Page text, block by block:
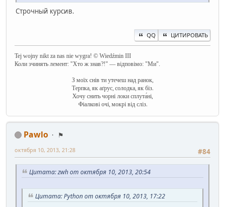
Строчный курсив.
QQ ЦИТИРОВАТЬ
Tej wojny nikt za nas nie wygra! © Wiedźmin III
Коли зчинять лемент: "Хто ж знав?!" — відповімо: "Ми".
З моїх снів ти утечеш над ранок,
Терпка, як аґрус, солодка, як біз.
Хочу снить чорні локи сплута́ні,
Фіалкові очі, мокрі від сліз.
Pawlo
⚑
#84
октября 10, 2013, 21:28
Цитата: zwh от октября 10, 2013, 20:54
Цитата: Python от октября 10, 2013, 17:22